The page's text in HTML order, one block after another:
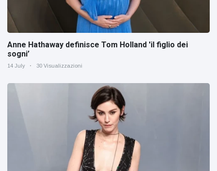
Anne Hathaway definisce Tom Holland 'il figlio dei
sogni’
14 July 30 Visualizzazioni